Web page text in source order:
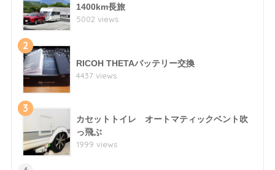
1400km長旅
5002 views
2
RICOH THETAバッテリー交換
4437 views
3
カセットトイレ オートマティックベント吹
っ飛ぶ
1999 views